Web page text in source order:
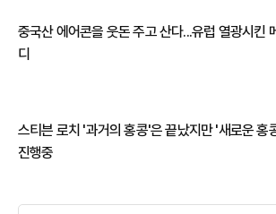
중국산 에어콘을 웃돈 주고 산다...유럽 열광시킨
디
스티븐 로치 '과거의 홍콩'은 끝났지만 '새로운 홍
진행중